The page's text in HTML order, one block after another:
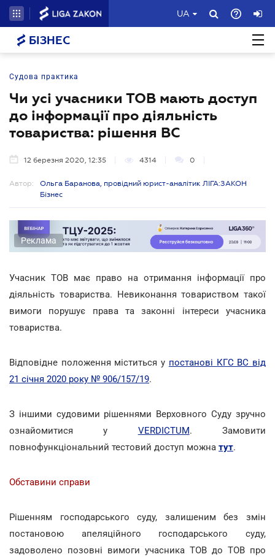
UA
БІЗНЕС
Судова практика
Чи усі учасники ТОВ мають доступ
до інформації про діяльність
товариства: рішення ВС
12 березня 2020, 12:35 4314 0
Автор:
Ольга Баранова, провідний юрист-аналітик ЛІГА:ЗАКОН
Бізнес
Реклама
Учасник ТОВ має право на отримання інформації про
діяльність товариства. Невиконання товариством такої
вимоги порушує права та законні інтереси учасника
товариства.
Відповідне положення міститься у постанові КГС ВС від
21 січня 2020 року № 906/157/19.
З іншими судовими рішеннями Верховного Суду зручно
ознайомитися у VERDICTUM. Замовити
повнофункціональний тестовий доступ можна тут.
Обставини справи
Рішенням господарського суду, залишеним без змін
постановою апеляційного господарського суду,
задоволено позовні вимоги учасника ТОВ до ТОВ про